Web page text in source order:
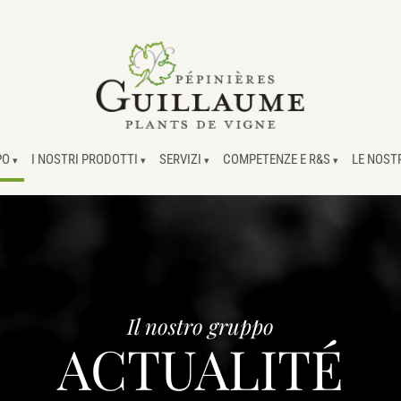
I NOSTRI PRODOTTI SERVIZI COMPETENZE E R&S LE
Il nostro gruppo
ACTUALITÉ